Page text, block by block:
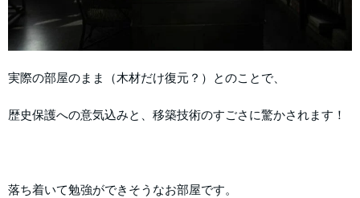
実際の部屋のまま（木材だけ復元？）とのことで、
歴史保護への意気込みと、移築技術のすごさに驚かされます！
落ち着いて勉強ができそうなお部屋です。